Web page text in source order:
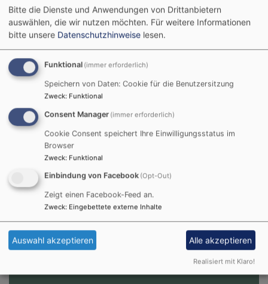
Fon: +49 9281 | 14004-0
Mail:pfarramt.stjohannes.hof@elkb.de
Mail:sabine.czarnetzki@elkb.de
Oelsnitzer Str. 8 | 95028 Hof
Öffnungszeiten
Dienstag: 9.00 - 12.00 Uhr
Mittwoch: 15.00 - 18.00 Uhr
Donnerstag: 9.00 - 12.00 Uhr
Freitag: 8.00 Uhr - 10 Uhr
Bitte die Dienste und Anwendungen von Drittanbietern
auswählen, die wir nutzen möchten. Für weitere Informationen
bitte unsere Datenschutzhinweise lesen.
Funktional (immer erforderlich)
Speichern von Daten: Cookie für die Benutzersitzung
Zweck: Funktional
Consent Manager (immer erforderlich)
Cookie Consent speichert Ihre Einwilligungsstatus im
Browser
Zweck: Funktional
Einbindung von Facebook (Opt-Out)
Zeigt einen Facebook-Feed an.
Zweck: Eingebettete externe Inhalte
Auswahl akzeptieren Alle akzeptieren
Realisiert mit Klaro!